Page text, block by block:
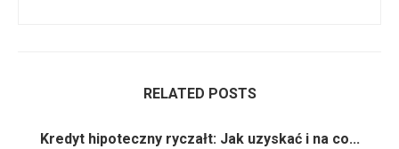
RELATED POSTS
Kredyt hipoteczny ryczałt: Jak uzyskać i na co...